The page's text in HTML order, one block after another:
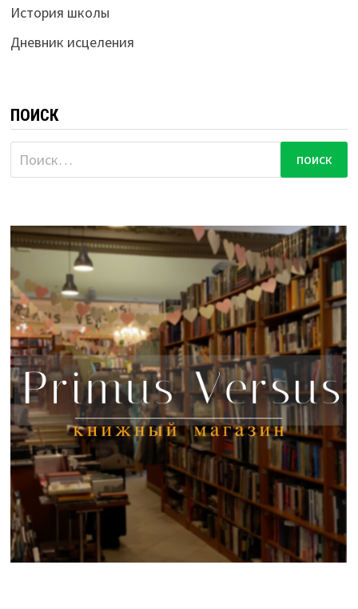
История школы
Дневник исцеления
ПОИСК
Найти: